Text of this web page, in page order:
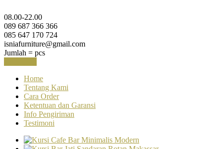
08.00-22.00
089 687 366 366
085 647 170 724
isniafurniture@gmail.com
Jumlah = pcs
Home
Tentang Kami
Cara Order
Ketentuan dan Garansi
Info Pengiriman
Testimoni